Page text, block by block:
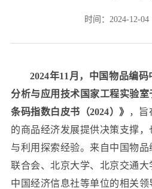
时间：2024-12-
2024年11月，中国物品编
分析与应用技术国家工程实验
条码指数白皮书（2024）》
，旨
的商品经济发展提供决策支撑
与利用探索经验。来自中国物
联合会、北京大学、北京交通大
中国经济信息社等单位的相关